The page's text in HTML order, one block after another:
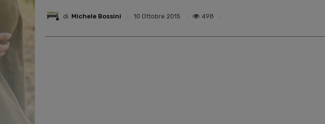
di Michele Bossini 10 Ottobre 2015 498